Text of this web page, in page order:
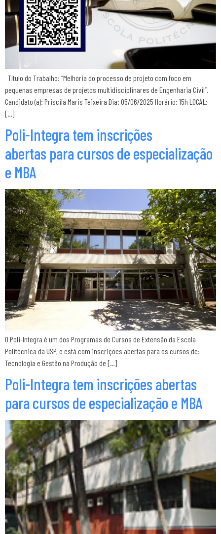
Título do Trabalho: “Melhoria do processo de projeto com foco em
pequenas empresas de projetos multidisciplinares de Engenharia Civil”.
Candidato (a): Priscila Maris Teixeira Dia: 05/06/2025 Horário: 15h LOCAL:
[…]
Poli-Integra tem inscrições
abertas para cursos de especialização
e MBA
O Poli-Integra é um dos Programas de Cursos de Extensão da Escola
Politécnica da USP, e está com inscrições abertas para os cursos de:
Tecnologia e Gestão na Produção de […]
Poli-Integra tem inscrições abertas
para cursos de especialização e MBA